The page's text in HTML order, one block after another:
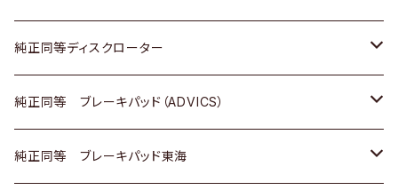
マツダ
三菱
スバル
ダイハツ
マツダ
三菱
ダイハツ
三菱
日野
日産
ダイハツ
マツダ
スズキ
日産
いすゞ
日産
いすゞ
ダイハツ
トヨタ
ホンダ
スズキ
純正同等ディスクローター
トヨタ
ホンダ
純正同等 ブレーキパッド（ADVICS）
トヨタ
純正同等 ブレーキパッド東海